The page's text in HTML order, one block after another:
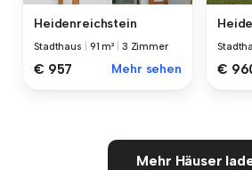
Heidenreichstein
Stadthaus 91 m² 3 Zimmer
€ 957 Mehr sehen €
Mehr Häuser